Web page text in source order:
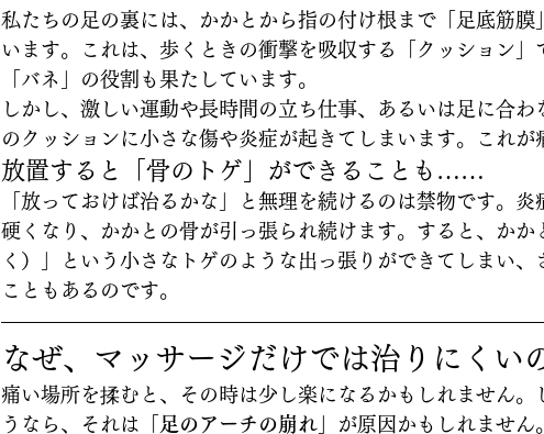
私たちの足の裏には、かかとから指の付け根まで「足底筋膜
います。これは、歩くときの衝撃を吸収する「クッション
「バネ」の役割も果たしています。
しかし、激しい運動や長時間の立ち仕事、あるいは足に合わ
のクッションに小さな傷や炎症が起きてしまいます。これが
放置すると「骨のトゲ」ができることも……
「放っておけば治るかな」と無理を続けるのは禁物です。
硬くなり、かかとの骨が引っ張られ続けます。すると、かか
く）」という小さなトゲのような出っ張りができてしまい、
こともあるのです。
なぜ、マッサージだけでは治りにくい
痛い場所を揉むと、その時は少し楽になるかもしれません。
うなら、それは
「足のアーチの崩れ」
が原因かもしれません。